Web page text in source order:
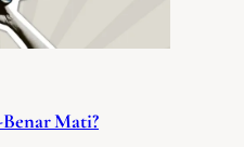
Mati?